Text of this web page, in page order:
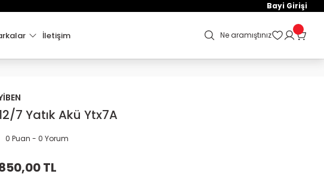
Bayi Girişi
İletişim Ne aramıştınız
7 Yatık Akü Ytx7A
0 Puan - 0 Yorum
TL